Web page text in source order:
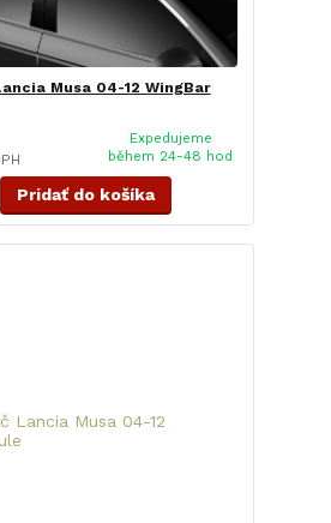
Musa 04-12 WingBar
Expedujeme
během 24-48 hod
Pridať do košíka